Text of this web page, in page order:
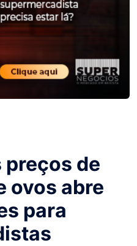
preços de
ovos abre
para